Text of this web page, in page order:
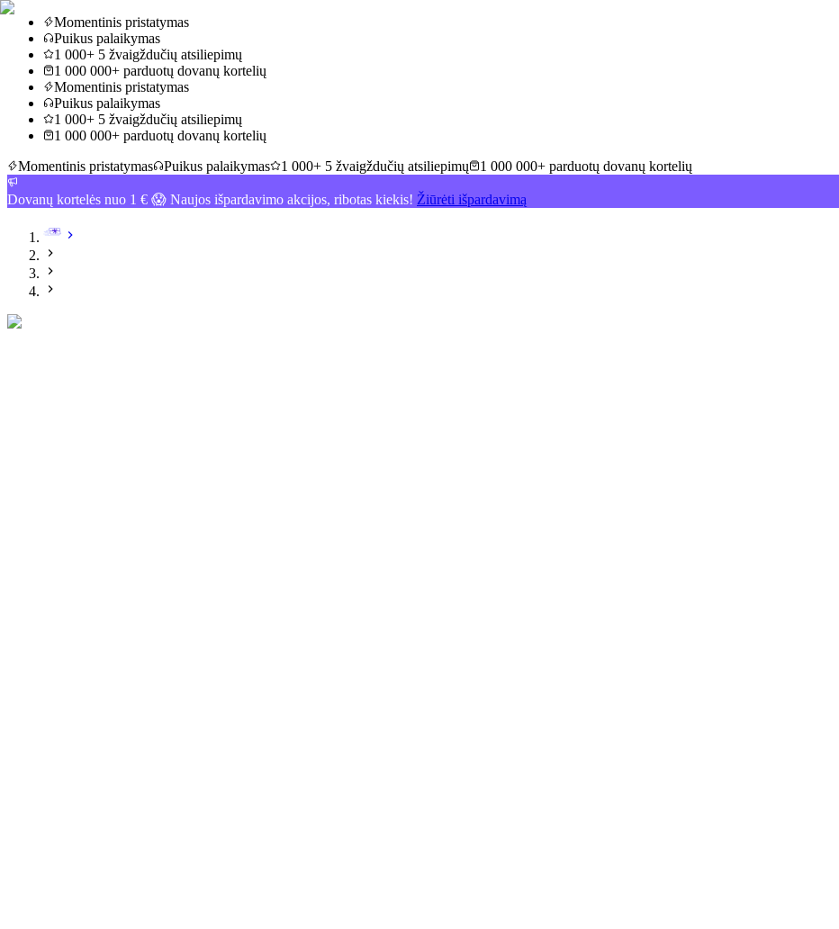
Momentinis pristatymas
Puikus palaikymas
1 000+ 5 žvaigždučių atsiliepimų
1 000 000+ parduotų dovanų kortelių
Momentinis pristatymas
Puikus palaikymas
1 000+ 5 žvaigždučių atsiliepimų
1 000 000+ parduotų dovanų kortelių
Momentinis pristatymas
Puikus palaikymas 1 000+ 5 žvaigždučių atsiliepimų 1 000 000+ parduotų dovanų kortelių
Dovanų kortelės nuo 1 € 😱 Naujos išpardavimo akcijos, ribotas kiekis! Žiūrėti išpardavimą